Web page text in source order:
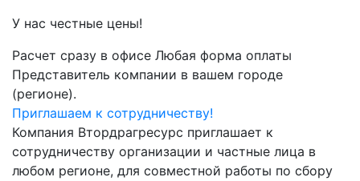
У нас честные цены!
Расчет сразу в офисе Любая форма оплаты
Представитель компании в вашем городе
(регионе).
Приглашаем к сотрудничеству!
Компания Втордрагресурс приглашает к
сотрудничеству организации и частные лица в
любом регионе, для совместной работы по сбору